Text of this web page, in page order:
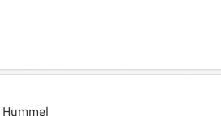
Hummel